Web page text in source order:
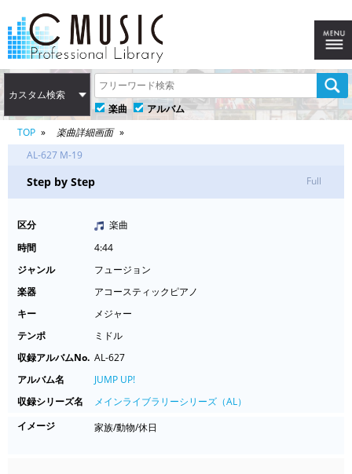
カスタム検索
楽曲
アルバム
TOP
楽曲詳細画面
AL-627 M-19
Step by Step Full
区分
楽曲
時間
4:44
ジャンル
フュージョン
楽器
アコースティックピアノ
キー
メジャー
テンポ
ミドル
収録アルバムNo. AL-627
アルバム名
JUMP UP!
収録シリーズ名
メインライブラリーシリーズ（AL）
イメージ
家族/動物/休日